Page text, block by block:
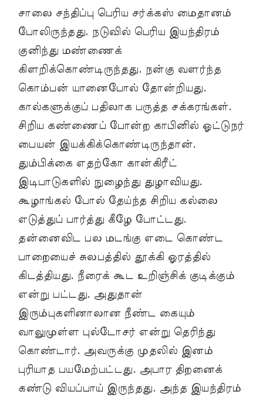
சாலை சந்திப்பு பெரிய சர்க்கஸ் மைதானம்
போலிருந்தது. நடுவில் பெரிய இயந்திரம்
குனிந்து மண்ணைக்
கிளறிக்கொண்டிருந்தது. நன்கு வளர்ந்த
கொம்பன் யானைபோல் தோன்றியது.
கால்களுக்குப் பதிலாக பருத்த சக்கரங்கள்.
சிறிய கண்ணைப் போன்ற காபினில் ஓட்டுநர்
பையன் இயக்கிக்கொண்டிருந்தான்.
தும்பிக்கை எதற்கோ கான்கிரீட்
இடிபாடுகளில் நுழைந்து துழாவியது.
கூழாங்கல் போல் தேய்ந்த சிறிய கல்லை
எடுத்துப் பார்த்து கீழே போட்டது.
தன்னைவிட பல மடங்கு எடை கொண்ட
பாறையைச் சுலபத்தில் தூக்கி ஓரத்தில்
கிடத்தியது. நீரைக் கூட உறிஞ்சிக் குடிக்கும்
என்று பட்டது. அதுதான்
இரும்புகளினாலான நீண்ட கையும்
வாலுமுள்ள புல்டோசர் என்று தெரிந்து
கொண்டார். அவருக்கு முதலில் இனம்
புரியாத பயமேற்பட்டது. அபார திறனைக்
கண்டு வியப்பாய் இருந்தது. அந்த இயந்திரம்